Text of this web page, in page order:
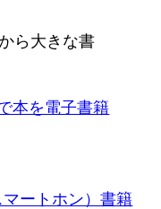
ら大きな書
本を電子書籍
ートホン）書籍